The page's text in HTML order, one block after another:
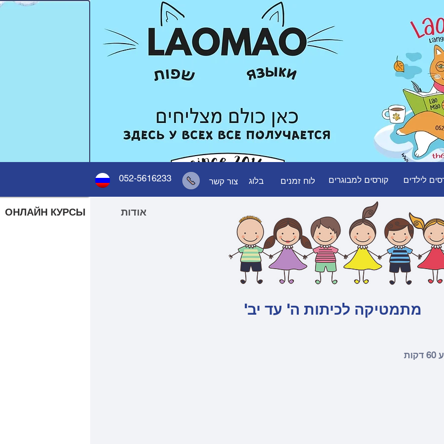
051-
ОНЛАЙН КУРСЫ אודות לוח זמנים צור קשר
052-5616233 צור קשר בלוג לוח זמנים קורסים למבוגרים לילדים
'מתמטיקה לכיתות ה' עד יב